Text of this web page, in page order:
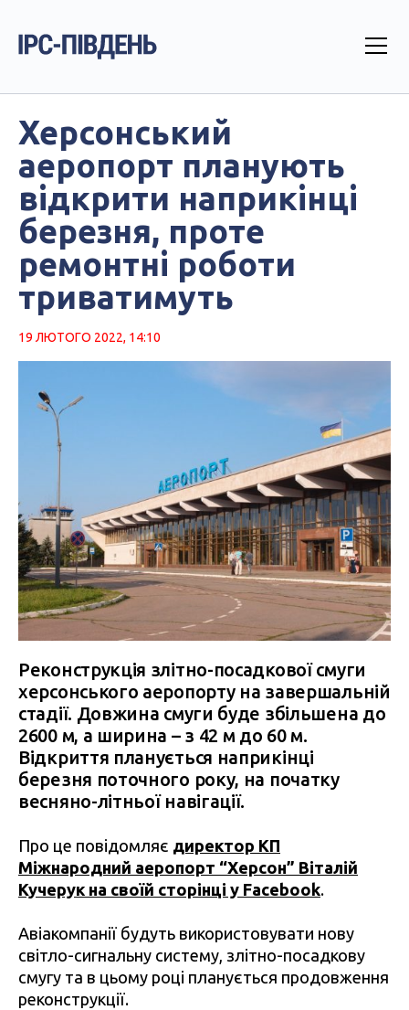
Херсонський
аеропорт планують
відкрити наприкінці
березня, проте
ремонтні роботи
триватимуть
19 ЛЮТОГО 2022, 14:10
Реконструкція злітно-посадкової смуги
херсонського аеропорту на завершальній
стадії. Довжина смуги буде збільшена до
2600 м, а ширина – з 42 м до 60 м.
Відкриття планується наприкінці
березня поточного року, на початку
весняно-літньої навігації.
Про це повідомляє директор КП
Міжнародний аеропорт “Херсон” Віталій
Кучерук на своїй сторінці у Facebook.
Авіакомпанії будуть використовувати нову
світло-сигнальну систему, злітно-посадкову
смугу та в цьому році планується продовження
реконструкції.